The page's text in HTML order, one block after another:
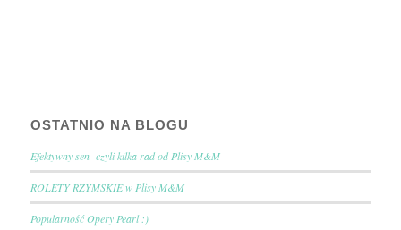
OSTATNIO NA BLOGU
Efektywny sen- czyli kilka rad od Plisy M&M
ROLETY RZYMSKIE w Plisy M&M
Popularność Opery Pearl :)